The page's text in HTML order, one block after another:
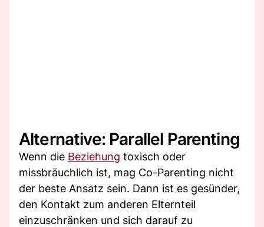
Alternative: Parallel Parenting
Wenn die Beziehung toxisch oder
missbräuchlich ist, mag Co-Parenting nicht
der beste Ansatz sein. Dann ist es gesünder,
den Kontakt zum anderen Elternteil
einzuschränken und sich darauf zu